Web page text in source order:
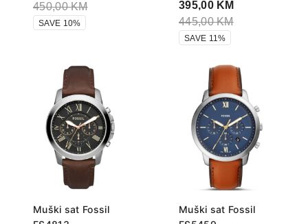
450,00KM
SAVE 10%
395,00 KM
445,00KM
SAVE 11%
Muški sat Fossil
Muški sat Fossil